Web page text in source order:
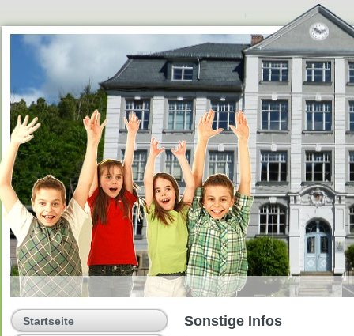
Sonstige Infos
Startseite